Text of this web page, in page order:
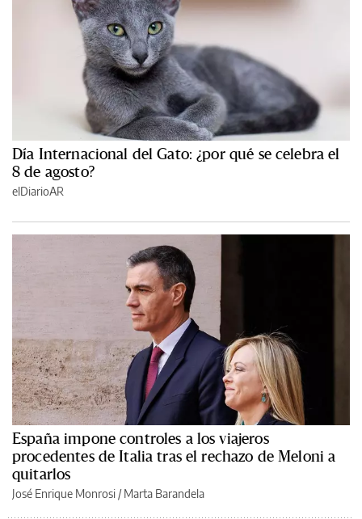
Día Internacional del Gato: ¿por qué se celebra el
8 de agosto?
elDiarioAR
España impone controles a los viajeros
procedentes de Italia tras el rechazo de Meloni a
quitarlos
José Enrique Monrosi / Marta Barandela